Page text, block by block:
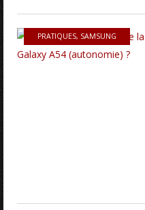
PRATIQUES, SAMSUNG